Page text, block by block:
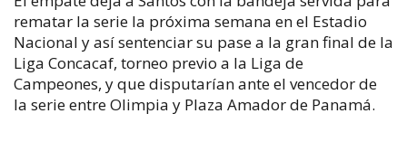
rematar la serie la próxima semana en el Estadio
Nacional y así sentenciar su pase a la gran final de la
Liga Concacaf, torneo previo a la Liga de
Campeones, y que disputarían ante el vencedor de
la serie entre Olimpia y Plaza Amador de Panamá.